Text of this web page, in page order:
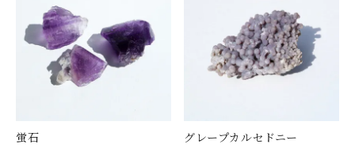
蛍石
グレープカルセドニー